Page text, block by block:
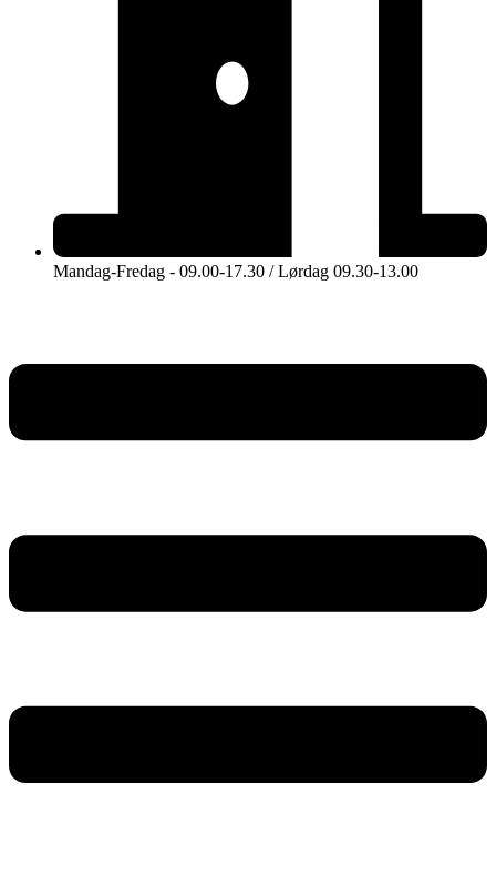
Mandag-Fredag - 09.00-17.30 / Lørdag 09.30-13.00